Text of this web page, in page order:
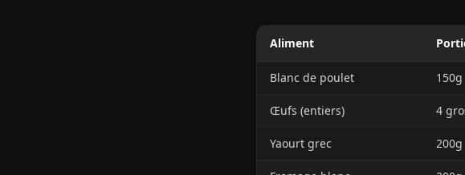
Aliment
Blanc de poulet 150g
Œufs (entiers) 4
Yaourt grec 200g